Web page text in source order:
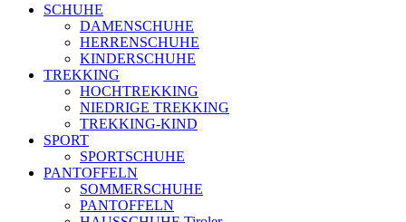
SCHUHE
DAMENSCHUHE
HERRENSCHUHE
KINDERSCHUHE
TREKKING
HOCHTREKKING
NIEDRIGE TREKKING
TREKKING-KIND
SPORT
SPORTSCHUHE
PANTOFFELN
SOMMERSCHUHE
PANTOFFELN